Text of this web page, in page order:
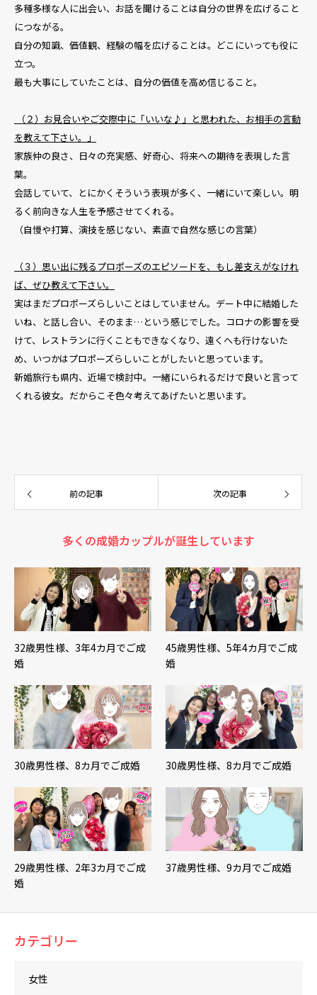
多種多様な人に出会い、お話を聞けることは自分の世界を広げること
につながる。
自分の知識、価値観、経験の幅を広げることは。どこにいっても役に
立つ。
最も大事にしていたことは、自分の価値を高め信じること。
（２）お見合いやご交際中に「いいな♪」と思われた、お相手の言動
を教えて下さい。」
家族仲の良さ、日々の充実感、好奇心、将来への期待を表現した言
葉。
会話していて、とにかくそういう表現が多く、一緒にいて楽しい。明
るく前向きな人生を予感させてくれる。
（自慢や打算、演技を感じない、素直で自然な感じの言葉）
（３）思い出に残るプロポーズのエピソードを、もし差支えがなけれ
ば、ぜひ教えて下さい。
実はまだプロポーズらしいことはしていません。デート中に結婚した
いね、と話し合い、そのまま…という感じでした。コロナの影響を受
けて、レストランに行くこともできなくなり、遠くへも行けないた
め、いつかはプロポーズらしいことがしたいと思っています。
新婚旅行も県内、近場で検討中。一緒にいられるだけで良いと言って
くれる彼女。だからこそ色々考えてあげたいと思います。
前の記事 次の記事
多くの成婚カップルが誕生しています
32歳男性様、3年4カ月でご成
婚
45歳男性様、5年4カ月でご成
婚
30歳男性様、8カ月でご成婚 30歳男性様、8カ月でご成婚
29歳男性様、2年3カ月でご成
婚
37歳男性様、9カ月でご成婚
カテゴリー
女性